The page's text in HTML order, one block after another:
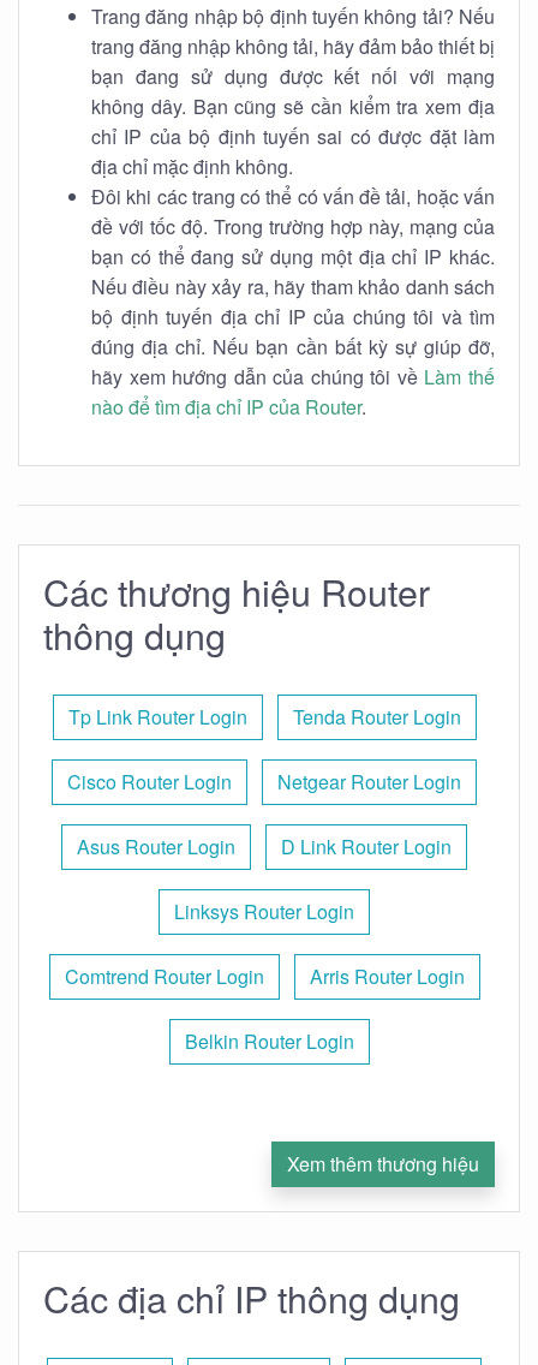
Trang đăng nhập bộ định tuyến không tải? Nếu
trang đăng nhập không tải, hãy đảm bảo thiết bị
bạn đang sử dụng được kết nối với mạng
không dây. Bạn cũng sẽ cần kiểm tra xem địa
chỉ IP của bộ định tuyến sai có được đặt làm
địa chỉ mặc định không.
Đôi khi các trang có thể có vấn đề tải, hoặc vấn
đề với tốc độ. Trong trường hợp này, mạng của
bạn có thể đang sử dụng một địa chỉ IP khác.
Nếu điều này xảy ra, hãy tham khảo danh sách
bộ định tuyến địa chỉ IP của chúng tôi và tìm
đúng địa chỉ. Nếu bạn cần bất kỳ sự giúp đỡ,
hãy xem hướng dẫn của chúng tôi về Làm thế
nào để tìm địa chỉ IP của Router.
Các thương hiệu Router
thông dụng
Tp Link Router Login Tenda Router Login
Cisco Router Login Netgear Router Login
Asus Router Login D Link Router Login
Linksys Router Login
Comtrend Router Login Arris Router Login
Belkin Router Login
Xem thêm thương hiệu
Các địa chỉ IP thông dụng